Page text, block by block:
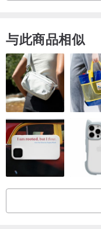
差
3. 产品手工制作而成，有
考虑再购买
4. 若无重大瑕疵，贴身物
＊洗涤方式
1. 建议人手轻柔搓洗，勿
2. 纱布洗后易皱、轻微
3. 勿漂白、烘干、长时间
4. 勿接触刷子、魔鬼毡、
与此商品相似